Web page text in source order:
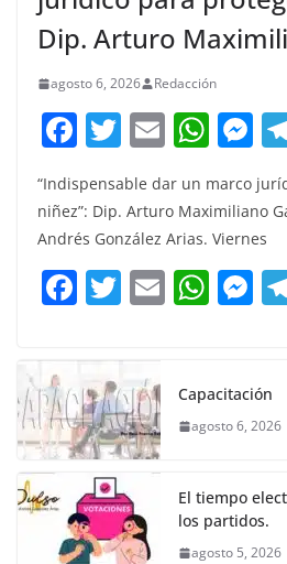
Dip. Arturo
agosto 6, 2026 Redacción
F
c
e
b
o
k
T
w
itt
er
E
ai
l
W
at
s
A
p
M
e
ss
e
n
g
“Indispensable dar un marco
niñez”: Dip. Arturo Maximiliano
Andrés González Arias. Viernes
F
c
e
b
o
o
k
T
itt
er
E W
s
A
p
M
e
n
er
Capacitación
agosto 6, 2026
El tiempo
los partidos.
agosto 5, 2026